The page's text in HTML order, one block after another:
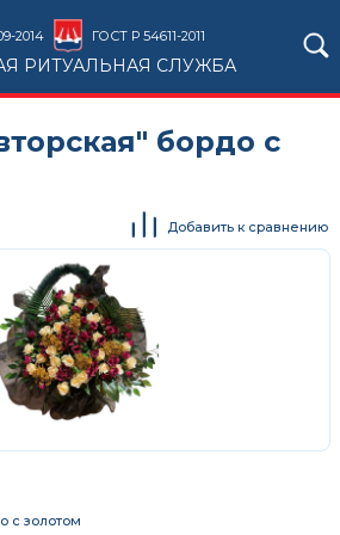
2014 ГОСТ Р 54611-2011
РИТУАЛЬНАЯ СЛУЖБА
бордо с
с золотом
Добавить к сравнению